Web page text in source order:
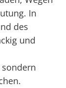
In
des
und